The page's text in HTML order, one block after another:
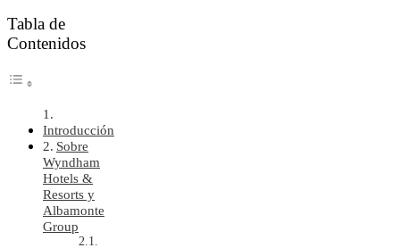
Tabla de
Contenidos
Introducción
Sobre
Wyndham
Hotels &
Resorts y
Albamonte
Group